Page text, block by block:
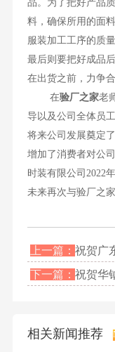
品。为了把好产品
料，确保所用的面
服装加工工序的质
最后则要把好成品
在出货之前，力争
在验厂之家老
导以及公司全体员
将来公司发展奠定
增加了消费者对公
时装有限公司2022
未来再次与验厂之家
上一篇：祝贺广
下一篇：祝贺华
相关新闻推荐